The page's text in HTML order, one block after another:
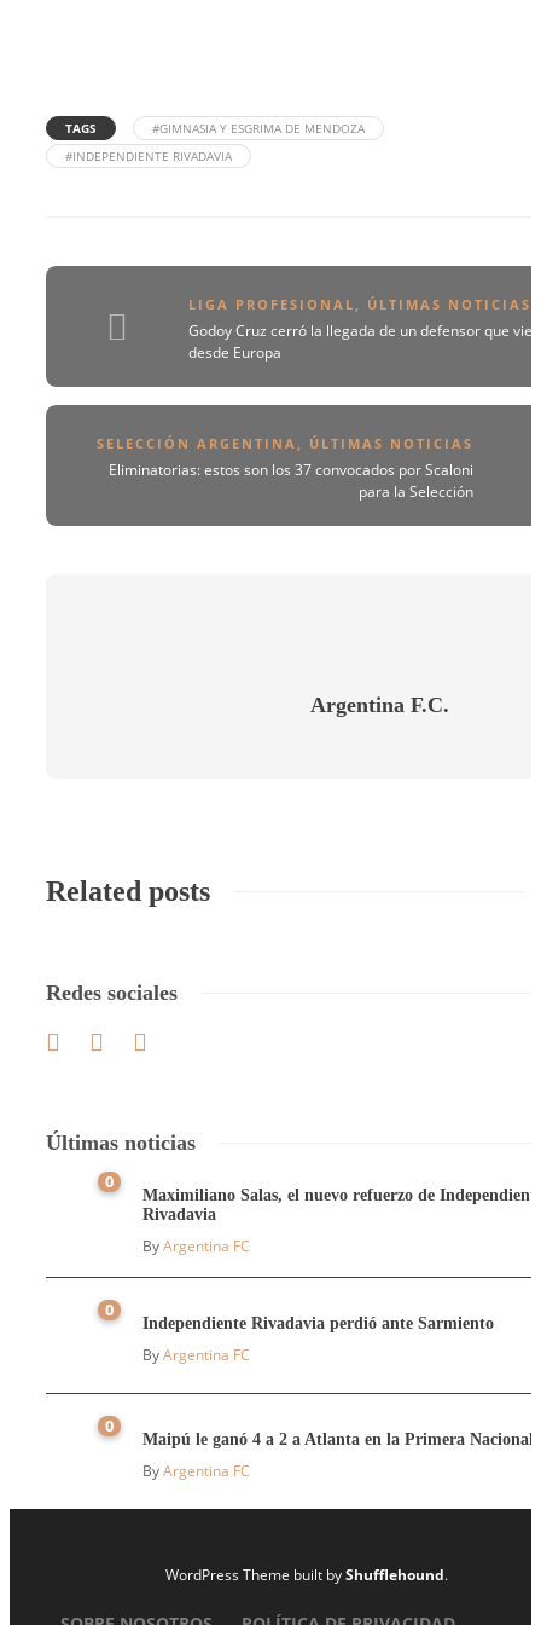
TAGS
#GIMNASIA Y ESGRIMA DE MENDOZA
#INDEPENDIENTE RIVADAVIA
LIGA PROFESIONAL , ÚLTIMAS NOTICIAS
Godoy Cruz cerró la llegada de un defensor que
desde Europa
SELECCIÓN ARGENTINA , ÚLTIMAS NOTICIAS
Eliminatorias: estos son los 37 convocados por Scaloni
para la Selección
Argentina F.C.
Related posts
Redes sociales
Últimas noticias
0
Maximiliano Salas, el nuevo refuerzo de
Rivadavia
ByArgentina FC
0
Independiente Rivadavia perdió ante Sarmiento
ByArgentina FC
0
Maipú le ganó 4 a 2 a Atlanta en la Primera Nacional
ByArgentina FC
WordPress Theme built byShufflehound.